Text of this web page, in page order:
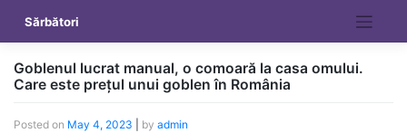
content
Sărbători
Goblenul lucrat manual, o comoară la casa omului.
Care este prețul unui goblen în România
Posted on May 4, 2023 by admin